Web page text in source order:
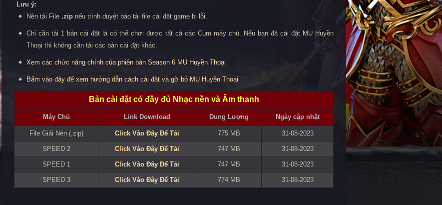
Lưu ý:
Nên tải File .zip nếu trình duyệt báo tải file cài đặt game bị lỗi.
Chỉ cần tải 1 bản cài đặt là có thể chơi được tất cả các Cụm máy chủ. Nếu bạn đã cài đặt MU Huyền
Thoại thì không cần tải các bản cài đặt khác.
Xem các chức năng chính của phiên bản Season 6 MU Huyền Thoại
Bấm vào đây để xem hướng dẫn cách cài đặt và gỡ bỏ MU Huyền Thoại
Bản cài đặt có đầy đủ Nhạc nền và Âm thanh
Máy Chủ Link Download Dung Lượng Ngày cập nhật
File Giải Nén (.zip) Click Vào Đây Để Tải 775 MB 31-08-2023
SPEED 2 Click Vào Đây Để Tải 747 MB 31-08-2023
SPEED 1 Click Vào Đây Để Tải 747 MB 31-08-2023
SPEED 3 Click Vào Đây Để Tải 774 MB 31-08-2023